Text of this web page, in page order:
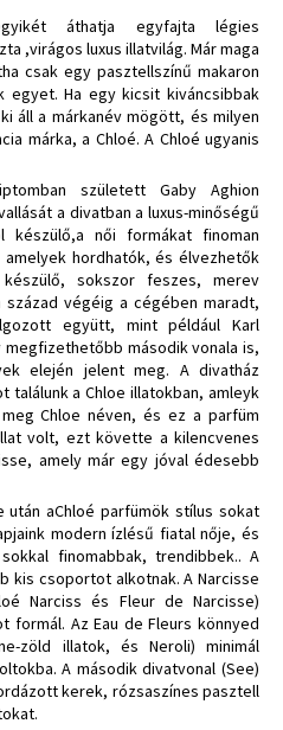
áthatja egyfajta légies
,virágos luxus illatvilág. Már maga
csak egy pasztellszínű makaron
egyet. Ha egy kicsit kiváncsibbak
áll a márkanév mögött, és milyen
márka, a Chloé. A Chloé ugyanis
született Gaby Aghion
a divatban a luxus-minőségű
készülő,a női formákat finoman
hordhatók, és élvezhetők
sokszor feszes, merev
század végéig a cégében maradt,
együtt, mint például Karl
második vonala is,
elején jelent meg. A divatház
találunk a Chloe illatokban, amleyk
Chloe néven, és ez a parfüm
volt, ezt követte a kilencvenes
amely már egy jóval édesebb
aChloé parfümök stílus sokat
modern ízlésű fiatal nője, és
finomabbak, trendibbek.. A
kis csoportot alkotnak. A Narcisse
Narciss és Fleur de Narcisse)
formál. Az Eau de Fleurs könnyed
zöld illatok, és Neroli) minimál
A második divatvonal (See)
kerek, rózsaszínes pasztell